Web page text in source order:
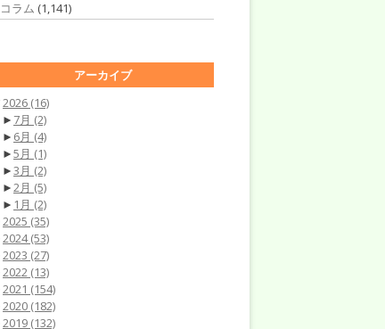
コラム (1,141)
アーカイブ
2026 (16)
► 7月 (2)
► 6月 (4)
►5月 (1)
►3月 (2)
►2月 (5)
► 1月 (2)
2025 (35)
2024(53)
2023 (27)
2022 (13)
2021 (154)
2020 (182)
2019 (132)